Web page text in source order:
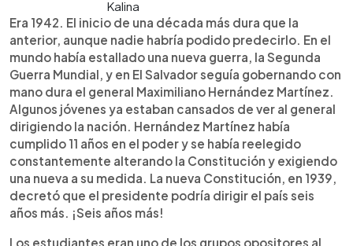
Kalina
Era 1942. El inicio de una década más dura que la
anterior, aunque nadie habría podido predecirlo. En el
mundo había estallado una nueva guerra, la Segunda
Guerra Mundial, y en El Salvador seguía gobernando con
mano dura el general Maximiliano Hernández Martínez.
Algunos jóvenes ya estaban cansados de ver al general
dirigiendo la nación. Hernández Martínez había
cumplido 11 años en el poder y se había reelegido
constantemente alterando la Constitución y exigiendo
una nueva a su medida. La nueva Constitución, en 1939,
decretó que el presidente podría dirigir el país seis
años más. ¡Seis años más!
Los estudiantes eran uno de los grupos opositores al